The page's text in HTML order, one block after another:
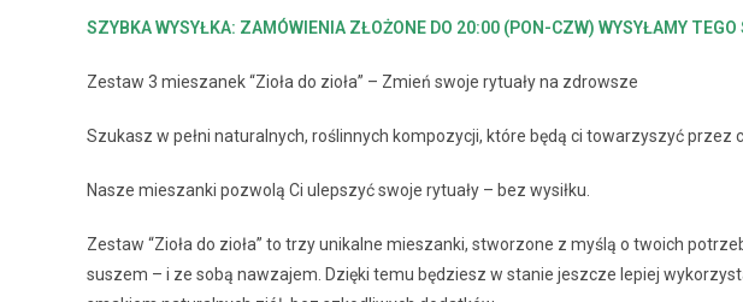
SZYBKA WYSYŁKA: ZAMÓWIENIA ZŁOŻONE DO 20:00 (PON-CZW) WYSYŁAMY TEGO
Zestaw 3 mieszanek “Zioła do zioła” – Zmień swoje rytuały na zdrowsze
Szukasz w pełni naturalnych, roślinnych kompozycji, które będą ci towarzyszyć przez
Nasze mieszanki pozwolą Ci ulepszyć swoje rytuały – bez wysiłku.
Zestaw “Zioła do zioła” to trzy unikalne mieszanki, stworzone z myślą o twoich
suszem – i ze sobą nawzajem. Dzięki temu będziesz w stanie jeszcze lepiej